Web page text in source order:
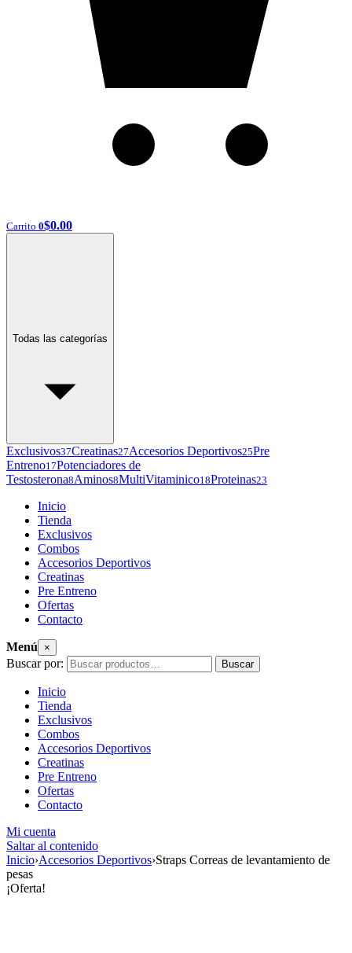
Carrito 0$0.00
Todas las categorías
Exclusivos37Creatinas27Accesorios Deportivos25Pre
Entreno17Potenciadores de
Testosterona8Aminos8MultiVitaminico18Proteinas23
Inicio
Tienda
Exclusivos
Combos
Accesorios Deportivos
Creatinas
Pre Entreno
Ofertas
Contacto
Menú ×
Buscar por: Buscar
Inicio
Tienda
Exclusivos
Combos
Accesorios Deportivos
Creatinas
Pre Entreno
Ofertas
Contacto
Mi cuenta
Saltar al contenido
Inicio›Accesorios Deportivos›Straps Correas de levantamiento de
pesas
¡Oferta!